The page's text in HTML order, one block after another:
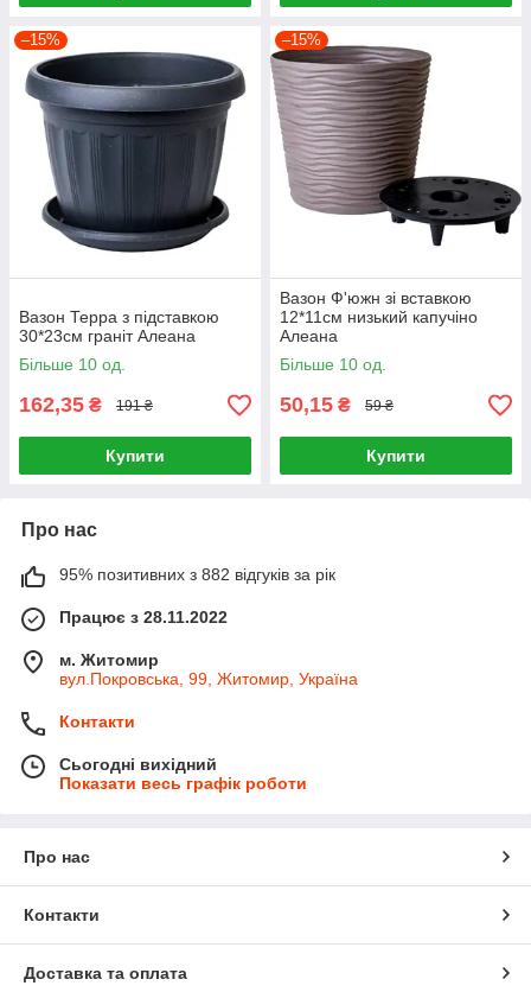
–15%
Вазон Терра з підставкою
30*23см граніт Алеана
Більше 10 од.
162,35 ₴ 191 ₴
Купити
–15%
Вазон Ф'южн зі вставкою
12*11см низький капучіно
Алеана
Більше 10 од.
50,15 ₴ 59 ₴
Купити
Про нас
95% позитивних з 882 відгуків за рік
Працює з 28.11.2022
м. Житомир
вул.Покровська, 99, Житомир, Україна
Контакти
Сьогодні вихідний
Показати весь графік роботи
Про нас
Контакти
Доставка та оплата